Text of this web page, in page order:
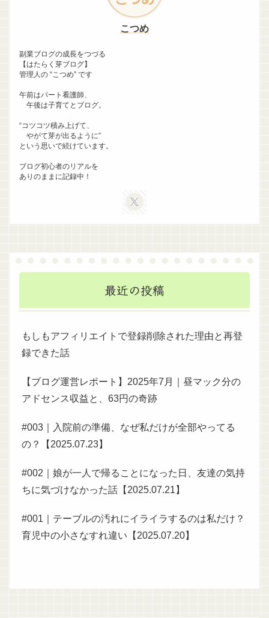
こつめ
副業ブログの成長をつづる
【はたらく芽ブログ】
管理人の “こつめ” です
午前はパート看護師、
午後は子育てとブログ。
“コツコツ積み上げて、
やがて芽が出るように”
という思いで続けています。
ブログ初心者のリアルを
ありのままに記録中！
最近の投稿
もしもアフィリエイトで登録削除された理由と再登
録できた話
【ブログ運営レポート】2025年7月｜昼マック分の
アドセンス収益と、63円の奇跡
#003｜入院前の準備、なぜ私だけが全部やってる
の？【2025.07.23】
#002｜娘が一人で帰ることになった日、友達の気持
ちに気づけなかった話【2025.07.21】
#001｜テーブルの汚れにイライラするのは私だけ？
育児中の小さなすれ違い【2025.07.20】